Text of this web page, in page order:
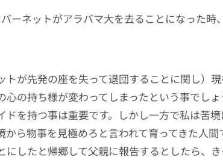
ーネットがアラバマ大を去ることになった時
トが先発の座を失って退団することに関し）
心の持ち様が変わってしまったという事でし
ドを持つ事は重要です。しかし一方で私は苦
から物事を見極めろと言われて育ってきた人
にしたと帰郷して父親に報告するとしたら、